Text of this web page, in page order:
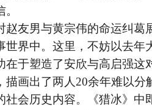
友男与黄宗伟的命运纠葛
世界中。这里，不妨以去年
在于塑造了安欣与高启强这
描画出了两人20余年难以分
社会历史内容。《猎冰》中